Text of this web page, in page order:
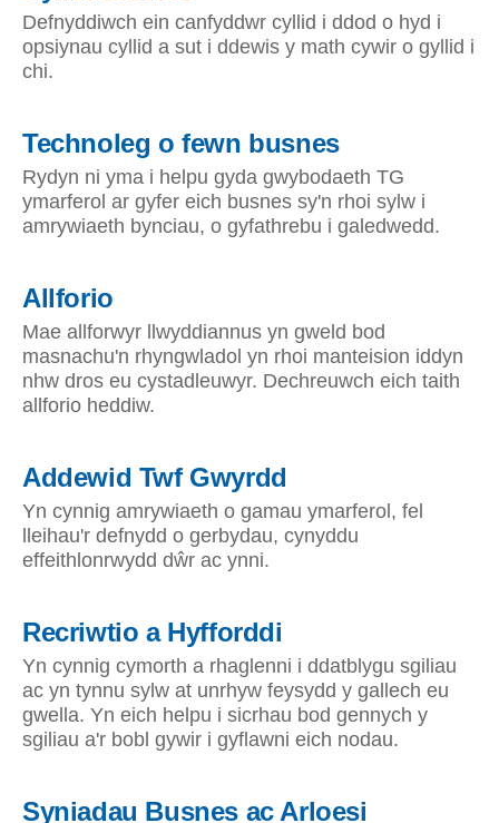
Defnyddiwch ein canfyddwr cyllid i ddod o hyd i
opsiynau cyllid a sut i ddewis y math cywir o gyllid i
chi.
Technoleg o fewn busnes
Rydyn ni yma i helpu gyda gwybodaeth TG
ymarferol ar gyfer eich busnes sy'n rhoi sylw i
amrywiaeth bynciau, o gyfathrebu i galedwedd.
Allforio
Mae allforwyr llwyddiannus yn gweld bod
masnachu'n rhyngwladol yn rhoi manteision iddyn
nhw dros eu cystadleuwyr. Dechreuwch eich taith
allforio heddiw.
Addewid Twf Gwyrdd
Yn cynnig amrywiaeth o gamau ymarferol, fel
lleihau'r defnydd o gerbydau, cynyddu
effeithlonrwydd dŵr ac ynni.
Recriwtio a Hyfforddi
Yn cynnig cymorth a rhaglenni i ddatblygu sgiliau
ac yn tynnu sylw at unrhyw feysydd y gallech eu
gwella. Yn eich helpu i sicrhau bod gennych y
sgiliau a'r bobl gywir i gyflawni eich nodau.
Syniadau Busnes ac Arloesi